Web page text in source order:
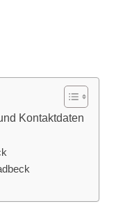
Kontaktdaten